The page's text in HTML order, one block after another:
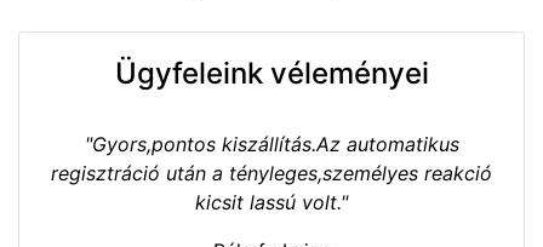
Ügyfeleink véleményei
"Gyors,pontos kiszállítás.Az automatikus
regisztráció után a tényleges,személyes reakció
kicsit lassú volt."